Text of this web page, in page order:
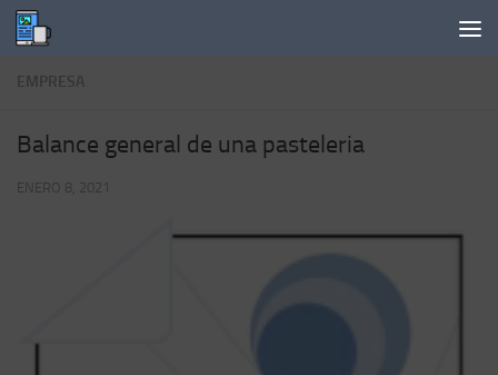
Saltar al contenido
EMPRESA
Balance general de una pasteleria
ENERO 8, 2021